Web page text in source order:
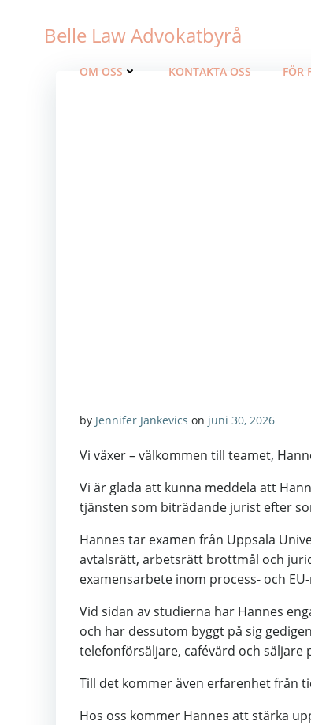
innehållBelle Law Advokatbyrå
OM OSS KONTAKTA OSS FÖR
by Jennifer Jankevics on juni 30, 2026
Vi växer – välkommen till teamet,
Vi är glada att kunna meddela att
tjänsten som biträdande jurist efter
Hannes tar examen från Uppsala
avtalsrätt, arbetsrätt brottmål och
examensarbete inom process- och
Vid sidan av studierna har Hannes
och har dessutom byggt på sig
telefonförsäljare, cafévärd och säljare
Till det kommer även erfarenhet från
Hos oss kommer Hannes att stärka